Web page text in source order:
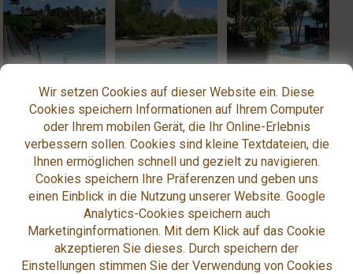
Wir setzen Cookies auf dieser Website ein. Diese
Cookies speichern Informationen auf Ihrem Computer
oder Ihrem mobilen Gerät, die Ihr Online-Erlebnis
verbessern sollen. Cookies sind kleine Textdateien, die
Ihnen ermöglichen schnell und gezielt zu navigieren.
Cookies speichern Ihre Präferenzen und geben uns
einen Einblick in die Nutzung unserer Website. Google
Analytics-Cookies speichern auch
Marketinginformationen. Mit dem Klick auf das Cookie
akzeptieren Sie dieses. Durch speichern der
Einstellungen stimmen Sie der Verwendung von Cookies